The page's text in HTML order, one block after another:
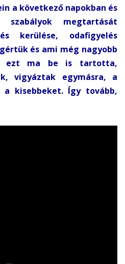
a következő napokban és
megtartását
kerülése, odafigyelés
és ami még nagyobb
ezt ma be is tartotta,
vigyáztak egymásra, a
kisebbeket. Így tovább,